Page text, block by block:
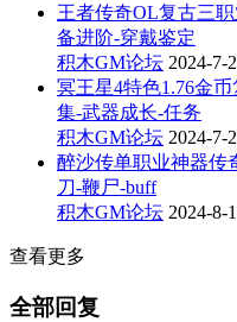
王者传奇OL复古三
备进阶-穿戴鉴定
积木GM论坛 2024-7-
冥王星4特色1.76金
集-武器成长-任务
积木GM论坛 2024-7-
醉沙传单职业神器传
刀-鞭尸-buff
积木GM论坛 2024-8-1
查看更多
全部回复